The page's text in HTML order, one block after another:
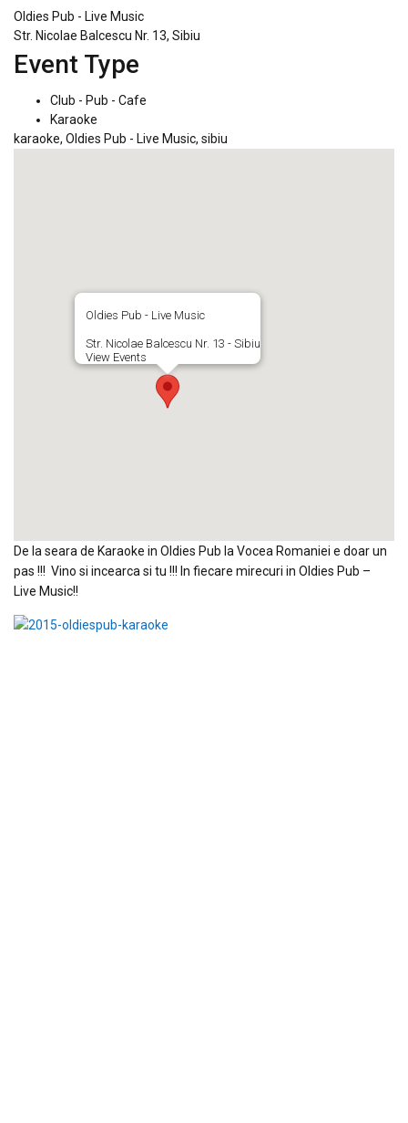
Oldies Pub - Live Music
Str. Nicolae Balcescu Nr. 13, Sibiu
Event Type
Club - Pub - Cafe
Karaoke
karaoke, Oldies Pub - Live Music, sibiu
Oldies Pub - Live Music
Str. Nicolae Balcescu Nr. 13 - Sibiu
View Events
De la seara de Karaoke in Oldies Pub la Vocea Romaniei e doar un
pas !!! Vino si incearca si tu !!! In fiecare mirecuri in Oldies Pub –
Live Music!!